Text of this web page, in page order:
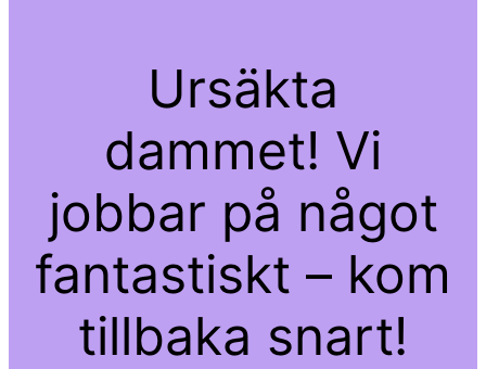
Ursäkta
dammet! Vi
jobbar på något
fantastiskt – kom
tillbaka snart!